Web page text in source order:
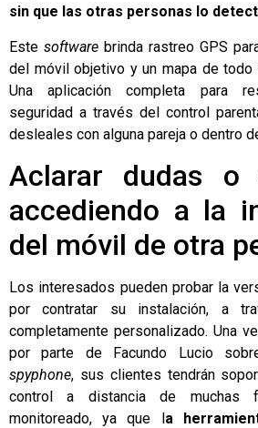
sin que las otras personas lo
Este software brinda rastreo GPS
del móvil objetivo y un mapa de todo
Una aplicación completa para
seguridad a través del control
desleales con alguna pareja o dentro
Aclarar dudas o
accediendo a la
del móvil de otra
Los interesados pueden probar la
por contratar su instalación, a
completamente personalizado. Una
por parte de Facundo Lucio
spyphone, sus clientes tendrán
control a distancia de muchas
monitoreado, ya que la